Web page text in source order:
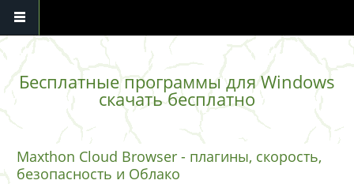
Перейти к основному содержанию
Бесплатные программы для Windows
скачать бесплатно
Maxthon Cloud Browser - плагины, скорость,
безопасность и Облако